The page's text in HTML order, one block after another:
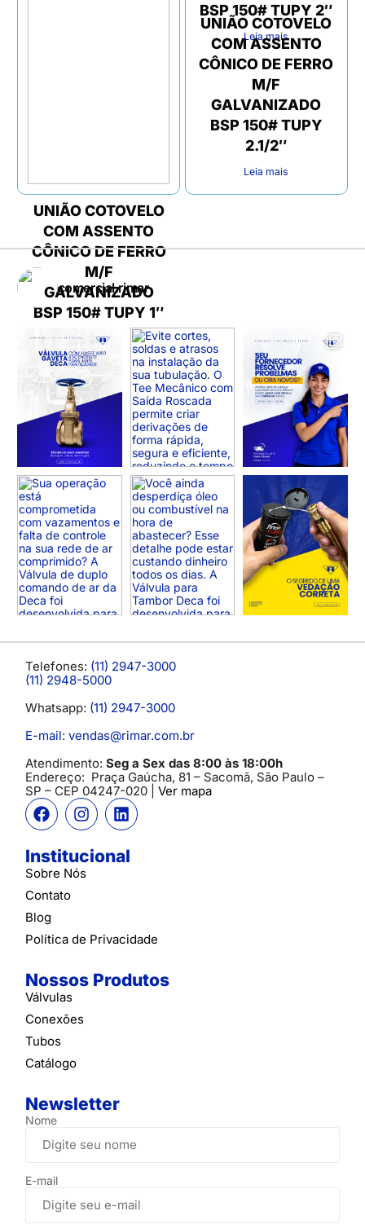
BSP 150# TUPY 2″
Leia mais
UNIÃO COTOVELO
COM ASSENTO
CÔNICO DE FERRO
M/F
GALVANIZADO
BSP 150# TUPY 1″
Leia mais
UNIÃO COTOVELO
COM ASSENTO
CÔNICO DE FERRO
M/F
GALVANIZADO
BSP 150# TUPY
2.1/2″
Leia mais
comercial.rimar
Telefones: (11) 2947-3000
(11) 2948-5000
Whatsapp: (11) 2947-3000
E-mail: vendas@rimar.com.br
Atendimento: Seg a Sex das 8:00 às 18:00h
Endereço: Praça Gaúcha, 81 – Sacomã, São Paulo –
SP – CEP 04247-020 | Ver mapa
Institucional
Sobre Nós
Contato
Blog
Política de Privacidade
Nossos Produtos
Válvulas
Conexões
Tubos
Catálogo
Newsletter
Nome
E-mail